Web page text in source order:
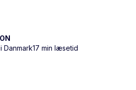
Danmark17 min læsetid